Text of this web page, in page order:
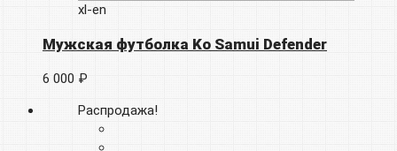
xl-en
Мужская футболка Ko Samui Defender
6 000 ₽
Распродажа!